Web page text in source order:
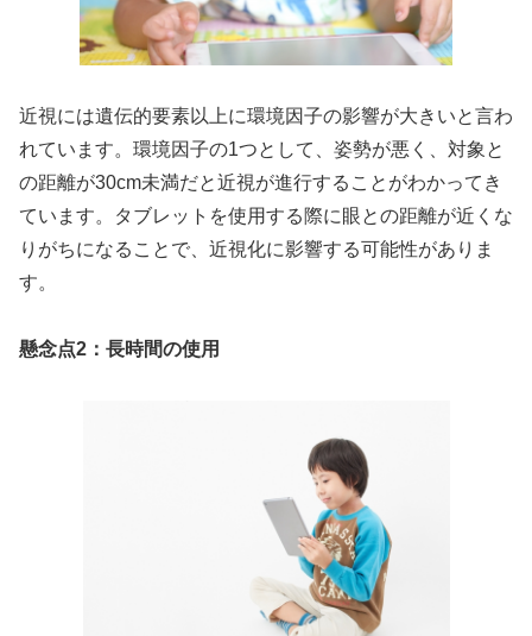
近視には遺伝的要素以上に環境因子の影響が大きいと言わ
れています。環境因子の1つとして、姿勢が悪く、対象と
の距離が30cm未満だと近視が進行することがわかってき
ています。タブレットを使用する際に眼との距離が近くな
りがちになることで、近視化に影響する可能性がありま
す。
懸念点2：長時間の使用